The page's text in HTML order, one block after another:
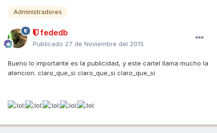
Administradores
fededb
Publicado 27 de Noviembre del 2015
Bueno lo importante es la publicidad, y este cartel llama mucho la
atencion. claro_que_si claro_que_si claro_que_si